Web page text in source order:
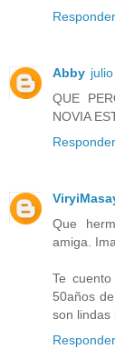
Responder
Abby
QUE
NOVIA
Responder
Que
amiga.
Te
50años
son lindas
Responder